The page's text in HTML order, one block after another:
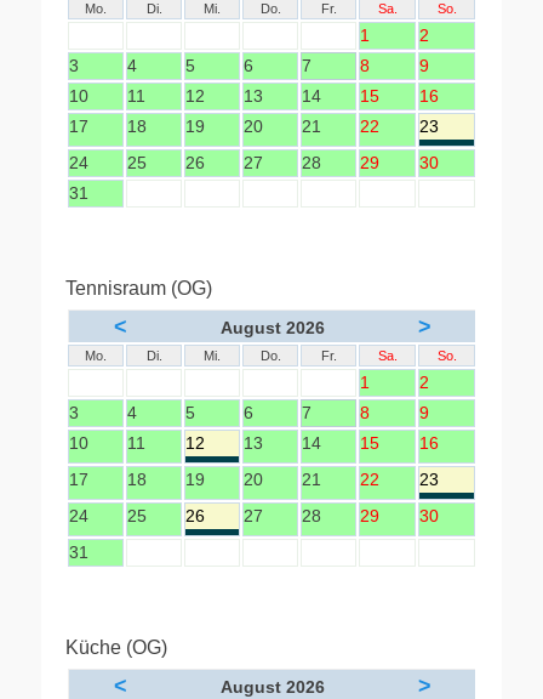
Mo. Di. Mi. Do. Fr. Sa. So.
1
2
3
4 5 6 7 8
9
10
11 12 13 14 15
16
17
18 19 20 21 22
23
24
25 26 27 28 29
30
31
Tennisraum (OG)
< August 2026 >
Mo. Di. Mi. Do. Fr. Sa. So.
1
2
3
4 5 6 7 8
9
10
11 12 13 14 15
16
17
18 19 20 21 22
23
24
25 26 27 28 29
30
31
Küche (OG)
< August 2026 >